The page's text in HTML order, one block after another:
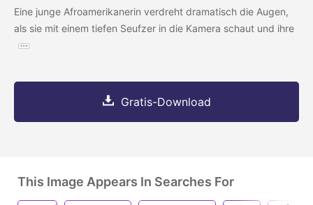
Eine junge Afroamerikanerin verdreht dramatisch die Augen,
als sie mit einem tiefen Seufzer in die Kamera schaut und ihre
Gratis-Download
This Image Appears In Searches For